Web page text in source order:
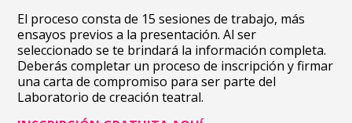
El proceso consta de 15 sesiones de trabajo, más
ensayos previos a la presentación. Al ser
seleccionado se te brindará la información completa.
Deberás completar un proceso de inscripción y firmar
una carta de compromiso para ser parte del
Laboratorio de creación teatral.